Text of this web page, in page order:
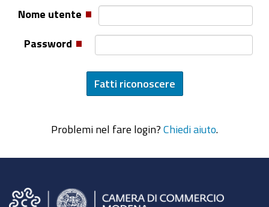
Nome utente
Password
Problemi nel fare login? Chiedi aiuto